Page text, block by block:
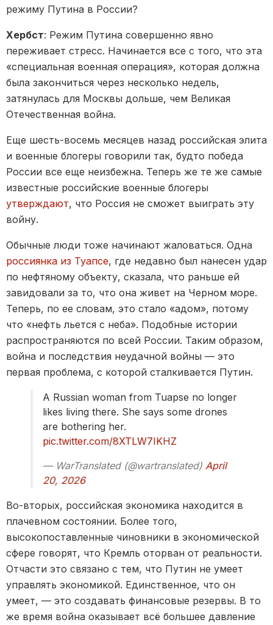
режиму Путина в России?
Хербст: Режим Путина совершенно явно
переживает стресс. Начинается все с того, что эта
«специальная военная операция», которая должна
была закончиться через несколько недель,
затянулась для Москвы дольше, чем Великая
Отечественная война.
Еще шесть-восемь месяцев назад российская элита
и военные блогеры говорили так, будто победа
России все еще неизбежна. Теперь же те же самые
известные российские военные блогеры
утверждают, что Россия не сможет выиграть эту
войну.
Обычные люди тоже начинают жаловаться. Одна
россиянка из Туапсе, где недавно был нанесен удар
по нефтяному объекту, сказала, что раньше ей
завидовали за то, что она живет на Черном море.
Теперь, по ее словам, это стало «адом», потому
что «нефть льется с неба». Подобные истории
распространяются по всей России. Таким образом,
война и последствия неудачной войны — это
первая проблема, с которой сталкивается Путин.
A Russian woman from Tuapse no longer
likes living there. She says some drones
are bothering her.
pic.twitter.com/8XTLW7IKHZ
— WarTranslated (@wartranslated) April
20, 2026
Во-вторых, российская экономика находится в
плачевном состоянии. Более того,
высокопоставленные чиновники в экономической
сфере говорят, что Кремль оторван от реальности.
Отчасти это связано с тем, что Путин не умеет
управлять экономикой. Единственное, что он
умеет, — это создавать финансовые резервы. В то
же время война оказывает всё большее давление